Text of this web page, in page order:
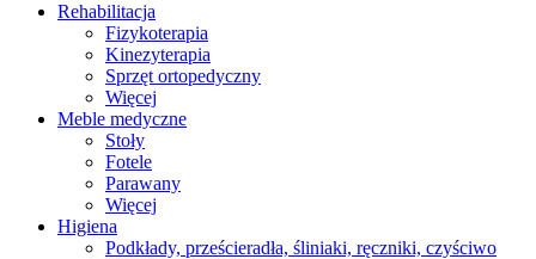
Rehabilitacja
Fizykoterapia
Kinezyterapia
Sprzęt ortopedyczny
Więcej
Meble medyczne
Stoły
Fotele
Parawany
Więcej
Higiena
Podkłady, prześcieradła, śliniaki, ręczniki, czyściwo